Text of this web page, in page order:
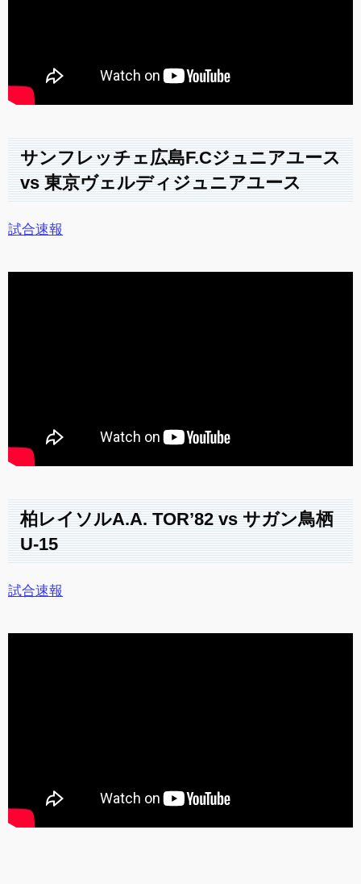
サンフレッチェ広島F.Cジュニアユース
vs 東京ヴェルディジュニアユース
試合速報
柏レイソルA.A. TOR’82 vs サガン鳥栖
U-15
試合速報